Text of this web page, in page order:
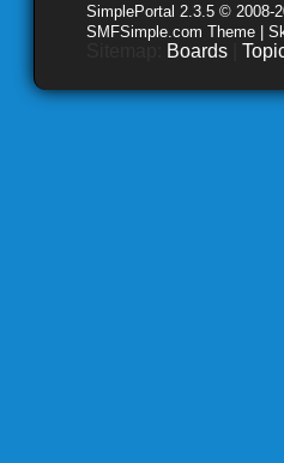
SimplePortal 2.3.5 © 2008-
SMFSimple.com Theme |
Boards